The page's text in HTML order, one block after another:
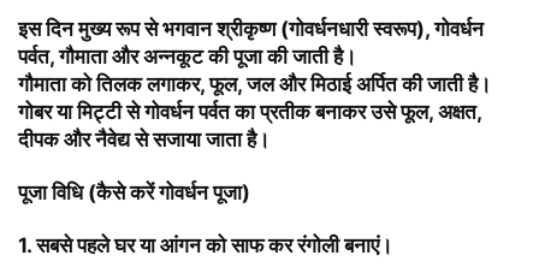
इस दिन मुख्य रूप सेभगवान श्रीकृष्ण (गोवर्धनधारी स्वरूप), गोवर्धन
पर्वत, गौमाता और अन्नकूट की पूजा की जाती है।
गौमाता को तिलक लगाकर, फूल, जल और मिठाई अर्पित की जाती है।
गोबर या मिट्टी से गोवर्धन पर्वत का प्रतीक बनाकर उसे फूल, अक्षत,
दीपक और नैवेद्य से सजाया जाता है।
पूजा विधि (कैसे करें गोवर्धन पूजा)
1. सबसे पहले घर या आंगन को साफ कर रंगोली बनाएं।